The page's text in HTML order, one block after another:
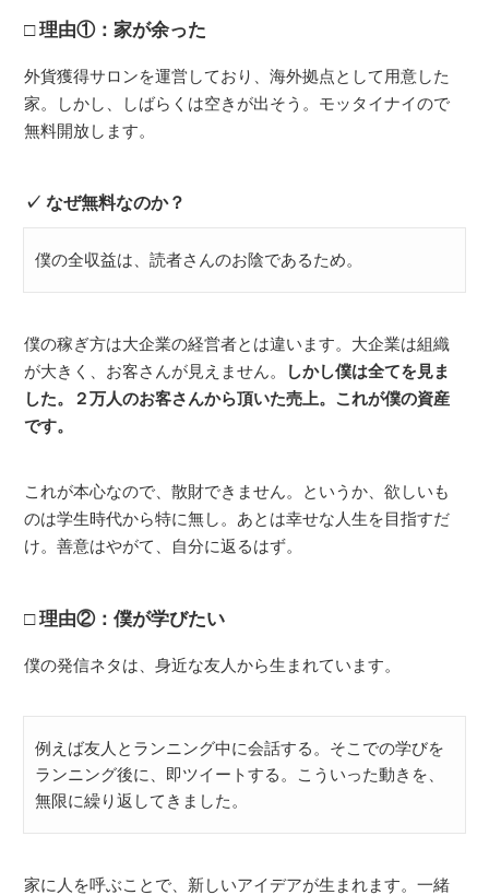
理由①：家が余った
外貨獲得サロンを運営しており、海外拠点として用意した
家。しかし、しばらくは空きが出そう。モッタイナイので
無料開放します。
なぜ無料なのか？
僕の全収益は、読者さんのお陰であるため。
僕の稼ぎ方は大企業の経営者とは違います。大企業は組織
が大きく、お客さんが見えません。
しかし僕は全てを見ま
した。２万人のお客さんから頂いた売上。これが僕の資産
です。
これが本心なので、散財できません。というか、欲しいも
のは学生時代から特に無し。あとは幸せな人生を目指すだ
け。善意はやがて、自分に返るはず。
理由②：僕が学びたい
僕の発信ネタは、身近な友人から生まれています。
例えば友人とランニング中に会話する。そこでの学びを
ランニング後に、即ツイートする。こういった動きを、
無限に繰り返してきました。
家に人を呼ぶことで、新しいアイデアが生まれます。一緒